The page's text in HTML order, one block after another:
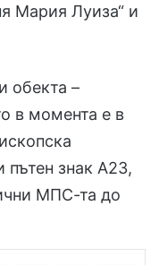
Мария Луиза“ и
обекта –
в момента е в
пътен знак А23,
МПС-та до